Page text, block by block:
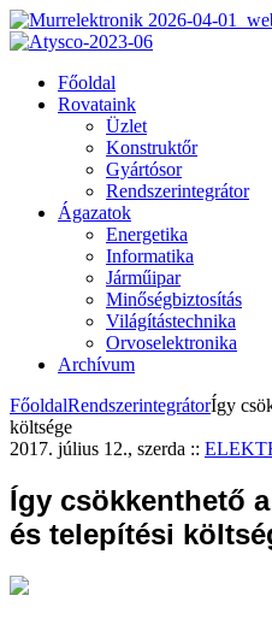
Főoldal
Rovataink
Üzlet
Konstruktőr
Gyártósor
Rendszerintegrátor
Ágazatok
Energetika
Informatika
Járműipar
Minőségbiztosítás
Világítástechnika
Orvoselektronika
Archívum
FőoldalRendszerintegrátorÍgy
költsége
2017. július 12., szerda ::
Így csökkenthető
és telepítési